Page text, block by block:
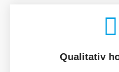
Qualitativ